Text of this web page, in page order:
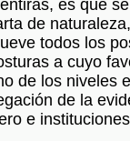
es que
de
todos los
a cuyo
de los niveles
de la
e